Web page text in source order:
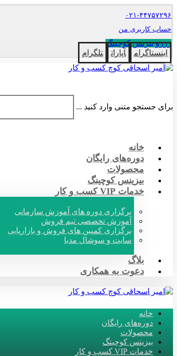
۰۲۱-۴۴۷۵۷۲۹۶
حساب کاربری من
رزرو بیزنس کوچینگ
اینستاگرام
آپارات تلگرام
برای جستجو متنی وارد کنید ...
خانه
دوره‌های رایگان
محصولات
بیزینس کوچینگ
خدمات VIP کسب و کار
برگزاری دوره های آموزش سازمانی
آموزش تخصصی تیم فروش
برگزاری کمپین های فروش و بازاریابی
سایت و سوشال مدیا
بلاگ
دعوت به همکاری
خانه
دوره‌های رایگان
محصولات
بیزینس کوچینگ
خدمات VIP کسب و کار